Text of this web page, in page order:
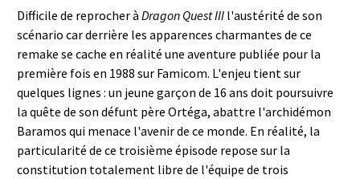
Difficile de reprocher à Dragon Quest III l'austérité de son
scénario car derrière les apparences charmantes de ce
remake se cache en réalité une aventure publiée pour la
première fois en 1988 sur Famicom. L'enjeu tient sur
quelques lignes : un jeune garçon de 16 ans doit poursuivre
la quête de son défunt père Ortéga, abattre l'archidémon
Baramos qui menace l'avenir de ce monde. En réalité, la
particularité de ce troisième épisode repose sur la
constitution totalement libre de l'équipe de trois